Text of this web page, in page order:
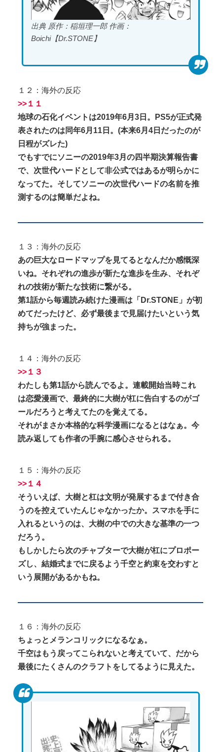
出典 原作：稲垣理一郎 作画：
Boichi【Dr.STONE】
１２：海外の反応
>>１１
地球の石化イベントは2019年6月3日。PS5が正式発
表されたのは同年6月11日。(本来6月4日だったのが
日程がズレた)
でもすでにソニーの2019年3月の四半期決算報告書
で、次世代ハードとして非公式ではあるが明らかに
なってた。そしてソニーの次世代ハードの名前を推
測するのは簡単だよね。
１３：海外の反応
あの巨大なロードマップを見てるとなんだか感慨深
いね。それぞれの進歩が新たな進歩を生み、それぞ
れの技術が新たな技術に繋がる。
第1話から毎週読み続けた漫画は「Dr.STONE」が初
めてだったけど、必ず最後まで見届けたいという気
持ちが強まった。
１４：海外の反応
>>１３
わたしも第1話から読んでるよ。連載開始当時これ
は恋愛漫画で、最終的に大樹が杠に告白するのがゴ
ールだろうと考えてたのを覚えてる。
それがまさか本格的な科学漫画になるとはなぁ。今
読み返しても作者の手腕に感心させられる。
１５：海外の反応
>>１４
そういえば、大樹と杠は文明が発展するまで付き合
うのを控えていたんじゃなかったか。スマホを手に
入れるというのは、大樹の中での大きな基準の一つ
だろう。
もしかしたら次のチャプターで大樹が杠にプロポー
ズし、結婚式までに戻るよう千空と約束を交わすと
いう展開があるかもね。
１６：海外の反応
ちょっとメランコリックになるなぁ。
千空はもう戻ってこられないと考えていて、だから
最後にたくさんのクラフトをしてるように見えた。